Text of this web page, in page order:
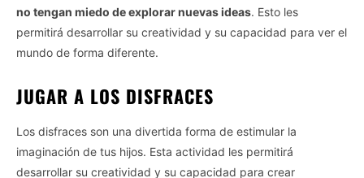
no tengan miedo de explorar nuevas ideas. Esto les
permitirá desarrollar su creatividad y su capacidad para ver el
mundo de forma diferente.
JUGAR A LOS DISFRACES
Los disfraces son una divertida forma de estimular la
imaginación de tus hijos. Esta actividad les permitirá
desarrollar su creatividad y su capacidad para crear